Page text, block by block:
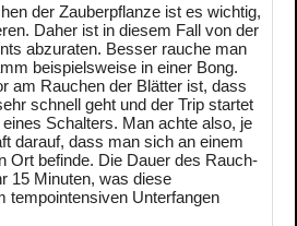
der Zauberpflanze ist es wichtig,
Daher ist in diesem Fall von der
abzuraten. Besser rauche man
beispielsweise in einer Bong.
am Rauchen der Blätter ist, dass
schnell geht und der Trip startet
Schalters. Man achte also, je
darauf, dass man sich an einem
Ort befinde. Die Dauer des Rauch-
15 Minuten, was diese
tempointensiven Unterfangen